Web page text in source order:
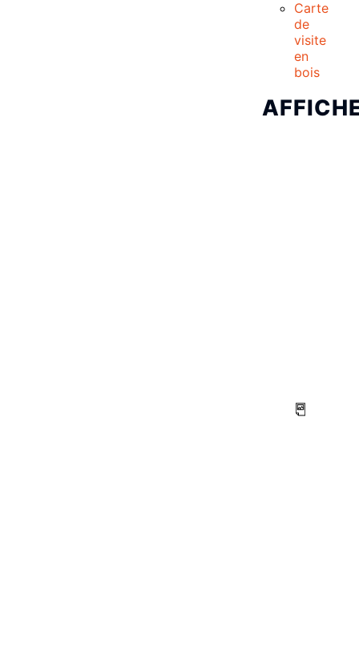
Carte
de
visite
en
bois